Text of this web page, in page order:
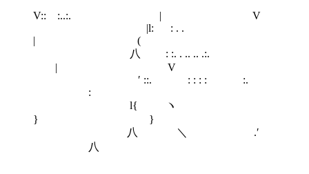
V:: :..:. | V
|l: : . .
| (
八 : :. . .. .. .:.
| V
′ ::. : : : : :.
:
l{ ヽ
} }
八 ＼ .′
八